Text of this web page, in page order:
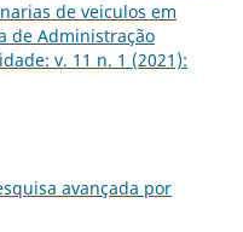
de veiculos em
de Administração
v. 11 n. 1 (2021):
avançada por